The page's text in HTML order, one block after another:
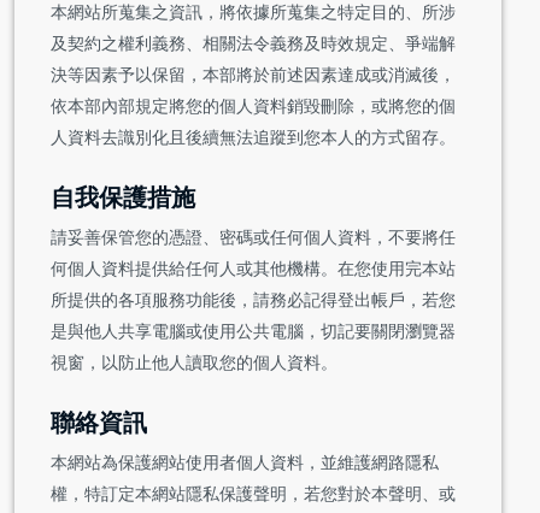
本網站所蒐集之資訊，將依據所蒐集之特定目的、所涉
及契約之權利義務、相關法令義務及時效規定、爭端解
決等因素予以保留，本部將於前述因素達成或消滅後，
依本部內部規定將您的個人資料銷毀刪除，或將您的個
人資料去識別化且後續無法追蹤到您本人的方式留存。
自我保護措施
請妥善保管您的憑證、密碼或任何個人資料，不要將任
何個人資料提供給任何人或其他機構。在您使用完本站
所提供的各項服務功能後，請務必記得登出帳戶，若您
是與他人共享電腦或使用公共電腦，切記要關閉瀏覽器
視窗，以防止他人讀取您的個人資料。
聯絡資訊
本網站為保護網站使用者個人資料，並維護網路隱私
權，特訂定本網站隱私保護聲明，若您對於本聲明、或